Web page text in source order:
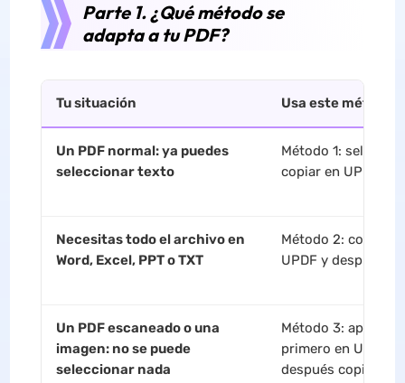
Parte 1. ¿Qué método se
adapta a tu PDF?
Tu situación Usa este método
Un PDF normal: ya puedes
seleccionar texto
Método 1:
copiar en UPDF
Necesitas todo el archivo en
Word, Excel, PPT o TXT
Método 2:
UPDF y después
Un PDF escaneado o una
imagen: no se puede
seleccionar nada
Método 3: aplicar
primero en UPDF y
después copiar